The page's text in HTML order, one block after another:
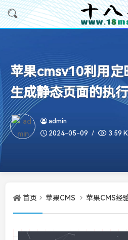
苹果cmsv10利用
生成静态页面的执
admin
2024-05-09
3.59
首页 苹果CMS 苹果CMS经